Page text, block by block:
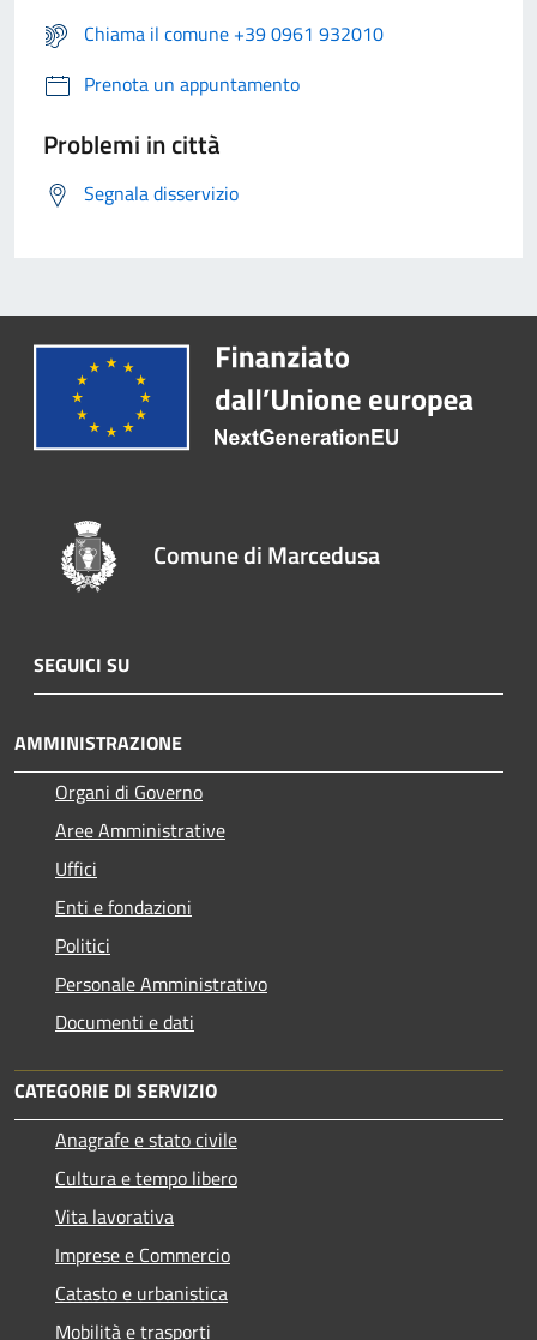
Chiama il comune +39 0961 932010
Prenota un appuntamento
Problemi in città
Segnala disservizio
Comune di Marcedusa
SEGUICI SU
AMMINISTRAZIONE
Organi di Governo
Aree Amministrative
Uffici
Enti e fondazioni
Politici
Personale Amministrativo
Documenti e dati
CATEGORIE DI SERVIZIO
Anagrafe e stato civile
Cultura e tempo libero
Vita lavorativa
Imprese e Commercio
Catasto e urbanistica
Mobilità e trasporti